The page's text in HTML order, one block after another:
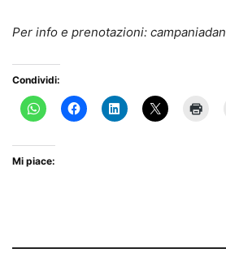
Per info e prenotazioni:
Condividi:
Mi piace: